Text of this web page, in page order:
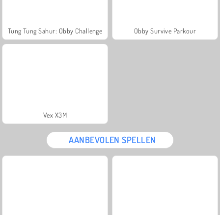
Tung Tung Sahur: Obby Challenge Obby Survive Parkour
Vex X3M
AANBEVOLEN SPELLEN